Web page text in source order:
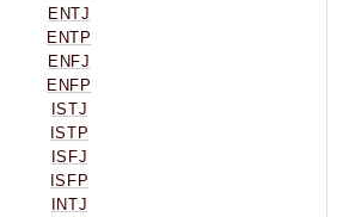
ENTJ
ENTP
ENFJ
ENFP
ISTJ
ISTP
ISFJ
ISFP
INTJ